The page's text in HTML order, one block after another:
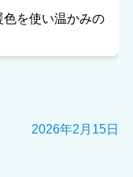
を使い温かみの
2026年2月15日